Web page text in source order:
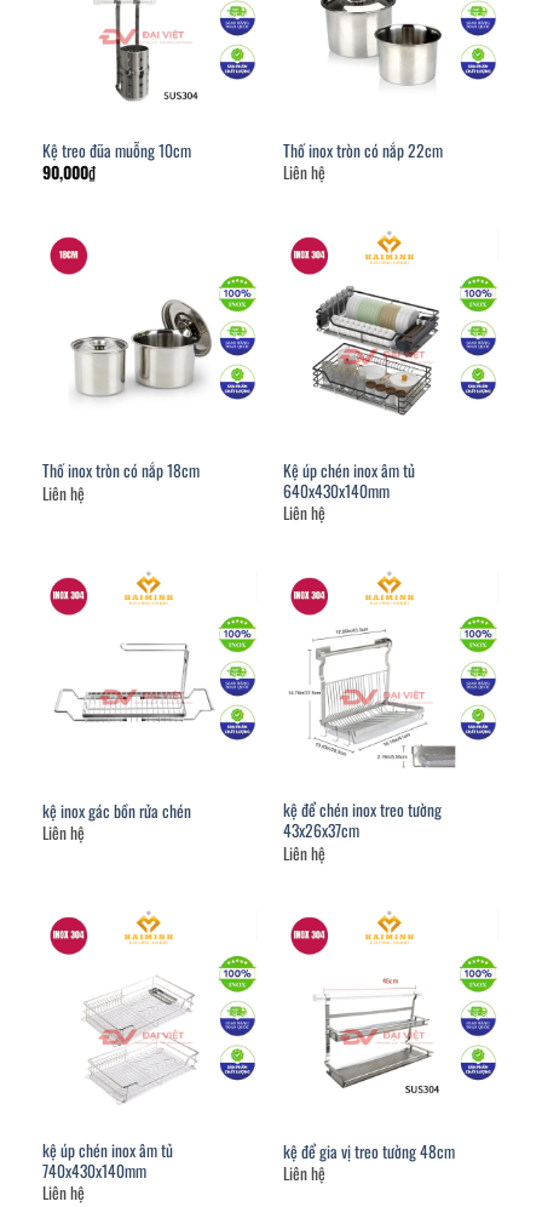
Kệ treo đũa muỗng 10cm
90,000₫
Thố inox tròn có nắp 22cm
Liên hệ
Thố inox tròn có nắp 18cm
Liên hệ
Kệ úp chén inox âm tủ
640x430x140mm
Liên hệ
kệ inox gác bồn rửa chén
Liên hệ
kệ để chén inox treo tường
43x26x37cm
Liên hệ
kệ úp chén inox âm tủ
740x430x140mm
Liên hệ
kệ để gia vị treo tường 48cm
Liên hệ